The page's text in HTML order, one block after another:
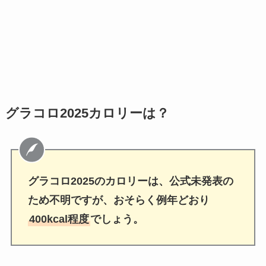
グラコロ2025カロリーは？
グラコロ2025のカロリーは、公式未発表の
ため不明ですが、おそらく例年どおり
400kcal程度でしょう。